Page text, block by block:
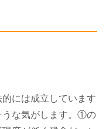
には成立しています
うな気がします。①の